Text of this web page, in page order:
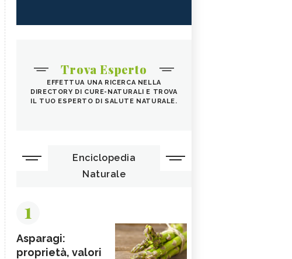
Trova Esperto
EFFETTUA UNA RICERCA NELLA
DIRECTORY DI CURE-NATURALI E TROVA
IL TUO ESPERTO DI SALUTE NATURALE.
Enciclopedia
Naturale
1
Asparagi:
proprietà, valori